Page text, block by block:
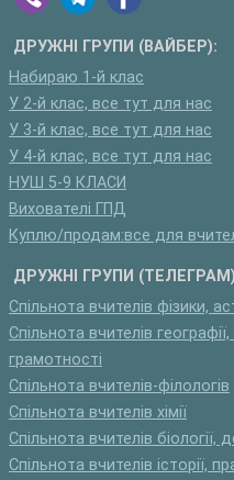
ДРУЖНІ ГРУПИ (ВАЙБЕР):
Набираю 1-й клас
У 2-й клас, все тут для нас
У 3-й клас, все тут для нас
У 4-й клас, все тут для нас
НУШ 5-9 КЛАСИ
Вихователі ГПД
Куплю/продам:все для
ДРУЖНІ ГРУПИ
Спільнота вчителів фізики,
Спільнота вчителів
грамотності
Спільнота вчителів-філологів
Спільнота вчителів хімії
Спільнота вчителів
Спільнота вчителів історії,